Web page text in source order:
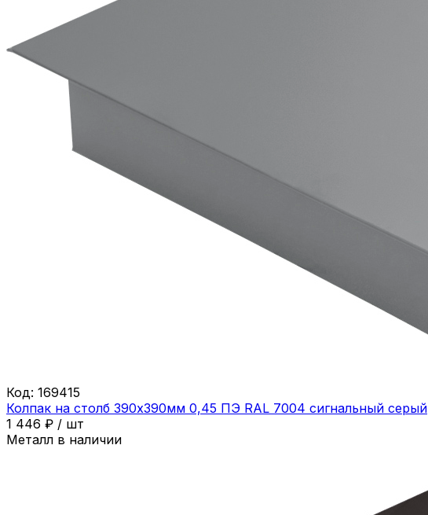
Код: 169415
Колпак на столб 390х390мм 0,45 ПЭ RAL 7004 сигнальный серый
1 446 ₽ / шт
Металл в наличии